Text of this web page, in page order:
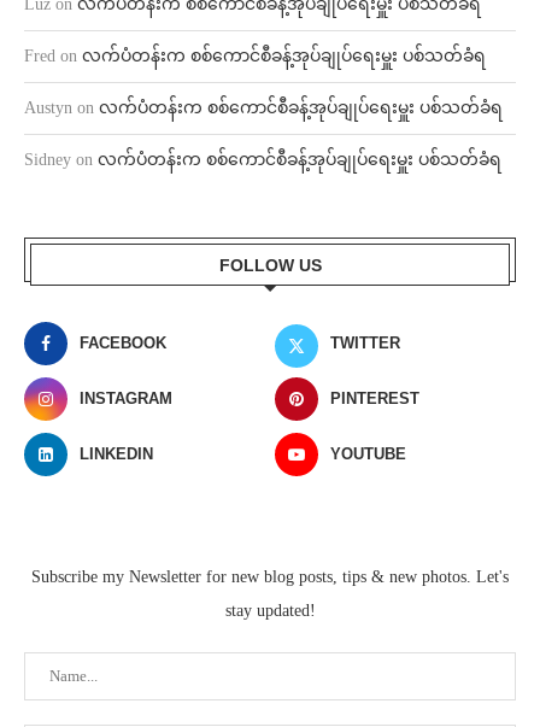
Luz on လက်ပံတန်းက စစ်ကောင်စီခန့်အုပ်ချုပ်ရေးမှူး ပစ်သတ်ခံရ
Fred on လက်ပံတန်းက စစ်ကောင်စီခန့်အုပ်ချုပ်ရေးမှူး ပစ်သတ်ခံရ
Austyn on လက်ပံတန်းက စစ်ကောင်စီခန့်အုပ်ချုပ်ရေးမှူး ပစ်သတ်ခံရ
Sidney on လက်ပံတန်းက စစ်ကောင်စီခန့်အုပ်ချုပ်ရေးမှူး ပစ်သတ်ခံရ
FOLLOW US
FACEBOOK TWITTER
INSTAGRAM PINTEREST
LINKEDIN YOUTUBE
Subscribe my Newsletter for new blog posts, tips & new photos. Let's
stay updated!